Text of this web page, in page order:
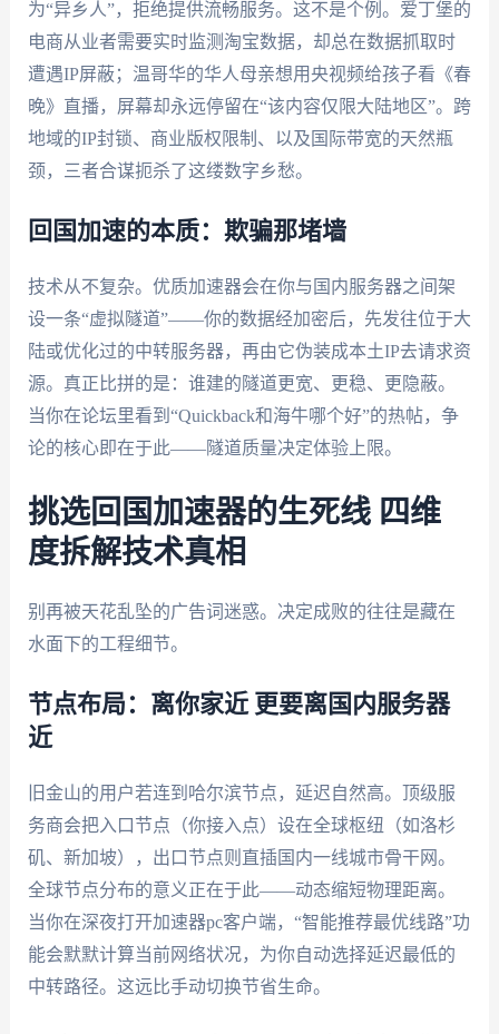
为“异乡人”，拒绝提供流畅服务。这不是个例。爱丁堡的
电商从业者需要实时监测淘宝数据，却总在数据抓取时
遭遇IP屏蔽；温哥华的华人母亲想用央视频给孩子看《春
晚》直播，屏幕却永远停留在“该内容仅限大陆地区”。跨
地域的IP封锁、商业版权限制、以及国际带宽的天然瓶
颈，三者合谋扼杀了这缕数字乡愁。
回国加速的本质：欺骗那堵墙
技术从不复杂。优质加速器会在你与国内服务器之间架
设一条“虚拟隧道”——你的数据经加密后，先发往位于大
陆或优化过的中转服务器，再由它伪装成本土IP去请求资
源。真正比拼的是：谁建的隧道更宽、更稳、更隐蔽。
当你在论坛里看到“Quickback和海牛哪个好”的热帖，争
论的核心即在于此——隧道质量决定体验上限。
挑选回国加速器的生死线 四维
度拆解技术真相
别再被天花乱坠的广告词迷惑。决定成败的往往是藏在
水面下的工程细节。
节点布局：离你家近 更要离国内服务器
近
旧金山的用户若连到哈尔滨节点，延迟自然高。顶级服
务商会把入口节点（你接入点）设在全球枢纽（如洛杉
矶、新加坡），出口节点则直插国内一线城市骨干网。
全球节点分布的意义正在于此——动态缩短物理距离。
当你在深夜打开加速器pc客户端，“智能推荐最优线路”功
能会默默计算当前网络状况，为你自动选择延迟最低的
中转路径。这远比手动切换节省生命。